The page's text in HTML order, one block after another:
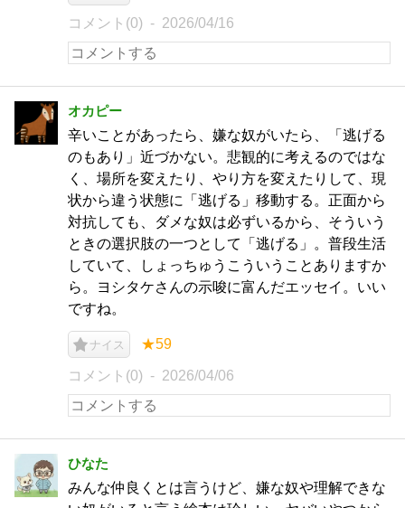
コメント(0) 2026/04/16
オカピー
辛いことがあったら、嫌な奴がいたら、「逃げる
のもあり」近づかない。悲観的に考えるのではな
く、場所を変えたり、やり方を変えたりして、現
状から違う状態に「逃げる」移動する。正面から
対抗しても、ダメな奴は必ずいるから、そういう
ときの選択肢の一つとして「逃げる」。普段生活
していて、しょっちゅうこういうことありますか
ら。ヨシタケさんの示唆に富んだエッセイ。いい
ですね。
ナイス ★59
コメント(0) 2026/04/06
ひなた
みんな仲良くとは言うけど、嫌な奴や理解できな